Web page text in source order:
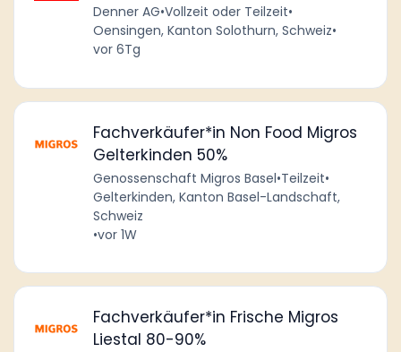
Denner AG•Vollzeit oder Teilzeit•
Oensingen, Kanton Solothurn, Schweiz•
vor 6Tg
Fachverkäufer*in Non Food Migros
Gelterkinden 50%
Genossenschaft Migros Basel•Teilzeit•
Gelterkinden, Kanton Basel-Landschaft,
Schweiz
•vor 1W
Fachverkäufer*in Frische Migros
Liestal 80-90%